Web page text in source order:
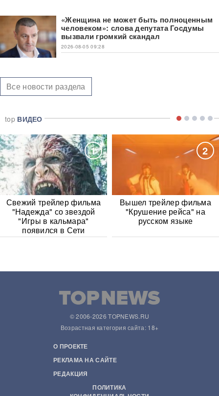
«Женщина не может быть полноценным
человеком»: слова депутата Госдумы
вызвали громкий скандал
2026-08-05 09:28
Все новости раздела
top ВИДЕО
1
Свежий трейлер фильма
"Надежда" со звездой
"Игры в кальмара"
появился в Сети
2
Вышел трейлер фильма
"Крушение рейса" на
русском языке
© 2006-2026 TOPNEWS.RU
Возрастная категория сайта: 18+
О ПРОЕКТЕ
РЕКЛАМА НА САЙТЕ
РЕДАКЦИЯ
ПОЛИТИКА